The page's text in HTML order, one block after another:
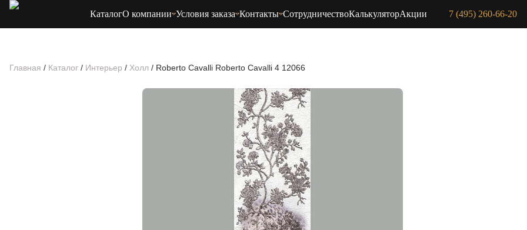
КаталогО компании Условия заказа Контакты СотрудничествоКалькуляторАкции 7 (495) 260-66-20
Главная / Каталог / Интерьер / Холл / Roberto Cavalli Roberto Cavalli 4 12066